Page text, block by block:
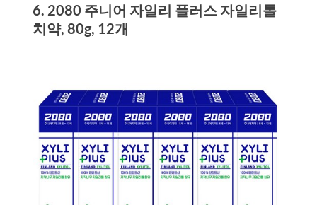
6. 2080 주니어 자일리 플러스 자일리톨
치약, 80g, 12개